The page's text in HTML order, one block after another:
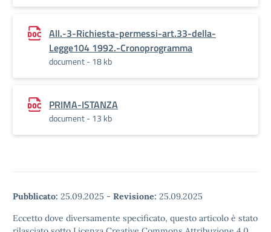
All.-3-Richiesta-permessi-art.33-della-
Legge104 1992.-Cronoprogramma
document - 18 kb
PRIMA-ISTANZA
document - 13 kb
Pubblicato: 25.09.2025 - Revisione: 25.09.2025
Eccetto dove diversamente specificato, questo articolo è stato